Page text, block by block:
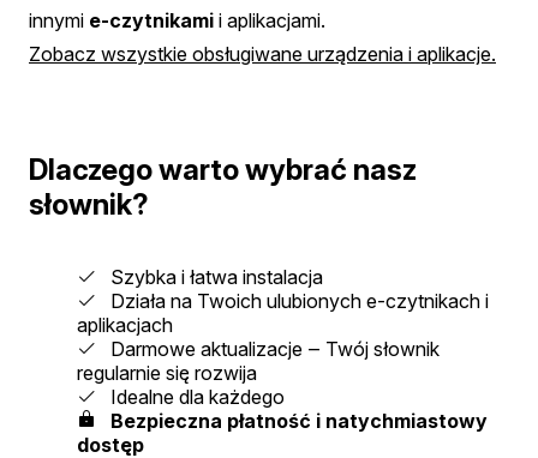
innymi e-czytnikami i aplikacjami.
Zobacz wszystkie obsługiwane urządzenia i aplikacje.
Dlaczego warto wybrać nasz
słownik?
Szybka i łatwa instalacja
Działa na Twoich ulubionych e-czytnikach i
aplikacjach
Darmowe aktualizacje ‒ Twój słownik
regularnie się rozwija
Idealne dla każdego
Bezpieczna płatność i natychmiastowy
dostęp